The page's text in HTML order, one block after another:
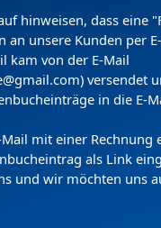
2024 by Firmenguru Ltd
hinweisen, dass eine
an unsere Kunden per
kam von der E-Mail
versendet
in die E-
Mail mit einer Rechnung
als Link
und wir möchten uns